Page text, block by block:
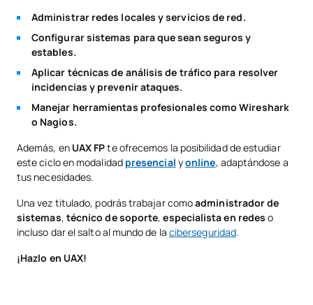
Administrar redes locales y servicios de red.
Configurar sistemas para que sean seguros y
estables.
Aplicar técnicas de análisis de tráfico para resolver
incidencias y prevenir ataques.
Manejar herramientas profesionales como Wireshark
o Nagios.
Además, en UAX FPte ofrecemos la posibilidad de estudiar
este ciclo en modalidad presencial yonline, adaptándose a
tus necesidades.
Una vez titulado, podrás trabajar comoadministrador de
sistemas, técnico de soporte,especialista en redes o
incluso dar el salto al mundo de la ciberseguridad.
¡Hazlo en UAX!